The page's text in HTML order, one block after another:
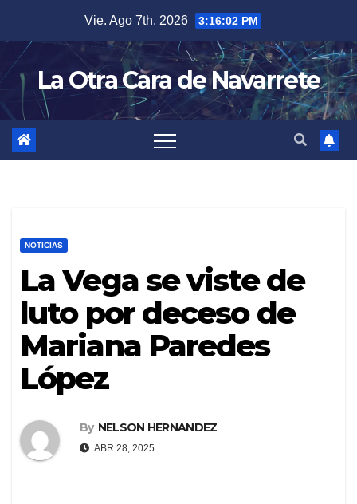
content
Vie. Ago 7th, 2026 3:16:03 PM
La Otra Cara de Navarrete
NOTICIAS
La Vega se viste de
luto por deceso de
Mariana Paredes
López
By NELSON HERNANDEZ
ABR 28, 2025